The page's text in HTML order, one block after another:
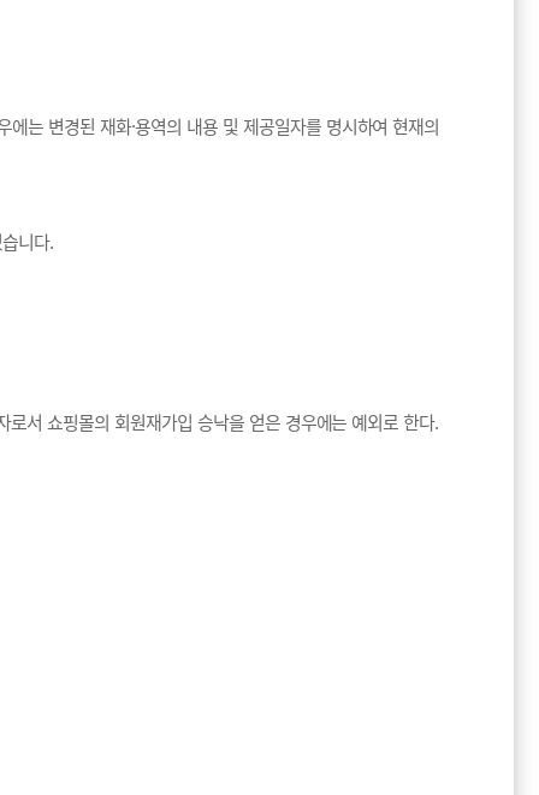
는 변경된 재화·용역의 내용 및 제공일자를 명시하여 현재의
니다.
서 쇼핑몰의 회원재가입 승낙을 얻은 경우에는 예외로 한다.